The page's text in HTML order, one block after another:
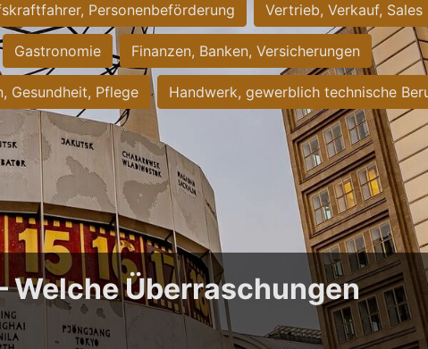
Personenbeförderung Vertrieb, Verkauf, Sales
Gastronomie Finanzen, Banken, Versicherungen
Gesundheit, Pflege Handwerk, gewerblich technische
Welche Überraschungen